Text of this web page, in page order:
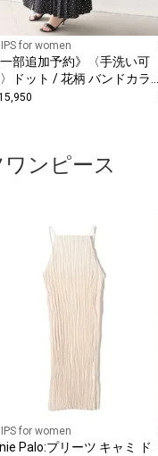
for women
一部追加予約》〈手洗い可
ドット / 花柄 バンドカラ
サイド プリーツ ワンピース
ンピース
for women
Palo:プリーツ キャミ ド